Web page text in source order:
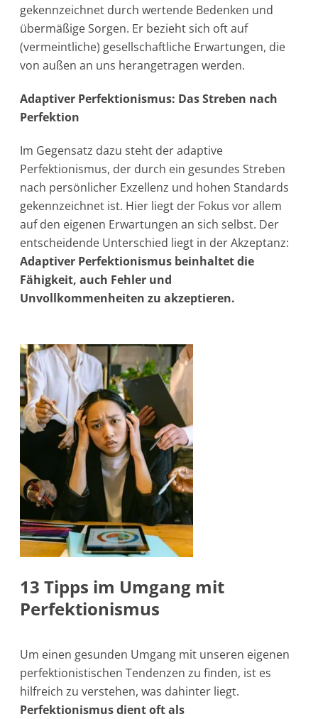
gekennzeichnet durch wertende Bedenken und
übermäßige Sorgen. Er bezieht sich oft auf
(vermeintliche) gesellschaftliche Erwartungen, die
von außen an uns herangetragen werden.
Adaptiver Perfektionismus: Das Streben nach
Perfektion
Im Gegensatz dazu steht der adaptive
Perfektionismus, der durch ein gesundes Streben
nach persönlicher Exzellenz und hohen Standards
gekennzeichnet ist. Hier liegt der Fokus vor allem
auf den eigenen Erwartungen an sich selbst. Der
entscheidende Unterschied liegt in der Akzeptanz:
Adaptiver Perfektionismus beinhaltet die
Fähigkeit, auch Fehler und
Unvollkommenheiten zu akzeptieren.
13 Tipps im Umgang mit
Perfektionismus
Um einen gesunden Umgang mit unseren eigenen
perfektionistischen Tendenzen zu finden, ist es
hilfreich zu verstehen, was dahinter liegt.
Perfektionismus dient oft als